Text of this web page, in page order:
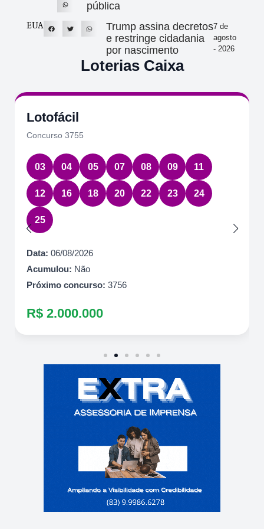
pública
EUA
Trump assina decretos
e restringe cidadania
por nascimento
7 de
agosto
- 2026
Loterias Caixa
Lotofácil
Concurso 3755
03 04 05 07 08 09 11
12 16 18 20 22 23 24
25
Data: 06/08/2026
Acumulou: Não
Próximo concurso: 3756
R$ 2.000.000